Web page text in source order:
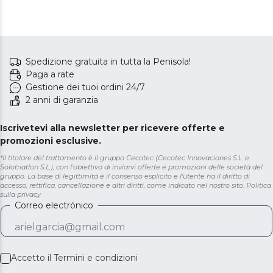
Spedizione gratuita in tutta la Penisola!
Paga a rate
Gestione dei tuoi ordini 24/7
2 anni di garanzia
Iscrivetevi alla newsletter per ricevere offerte e
promozioni esclusive.
*Il titolare del trattamento è il gruppo Cecotec (Cecotec Innovaciones S.L. e
Solotriatlon S.L.), con l'obiettivo di inviarvi offerte e promozioni delle società del
gruppo. La base di legittimità è il consenso esplicito e l'utente ha il diritto di
accesso, rettifica, cancellazione e altri diritti, come indicato nel nostro sito. Politica
sulla privacy
Correo electrónico
Accetto il Termini e condizioni